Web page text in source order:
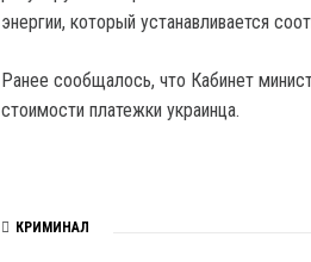
энергии, который устанавливается
Ранее сообщалось, что Кабинет
стоимости платежки украинца.
КРИМИНАЛ